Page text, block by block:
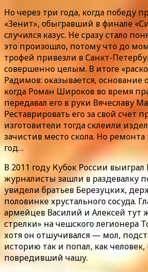
Но через три года, когда победу
«Зенит», обыгравший в финале
случился казус. Не сразу стало
это произошло, потому что до
трофей привезли в Санкт-
совершенно целым. В итоге
Радимов: оказывается, основание
когда Роман Широков во время
передавал его в руки Вячеславу
Реставрировать его за свой счет
изготовители тогда склеили
зачистив место скола. Но
год…
В 2011 году Кубок России
журналисты зашли в раздевалку
увидели братьев Березуцких,
половинке хрустального сосуда.
армейцев Василий и Алексей тут
стрелки» на чешского легионера
хотя он отшучивался — мол,
историю так и попал, как
повредивший чашу.